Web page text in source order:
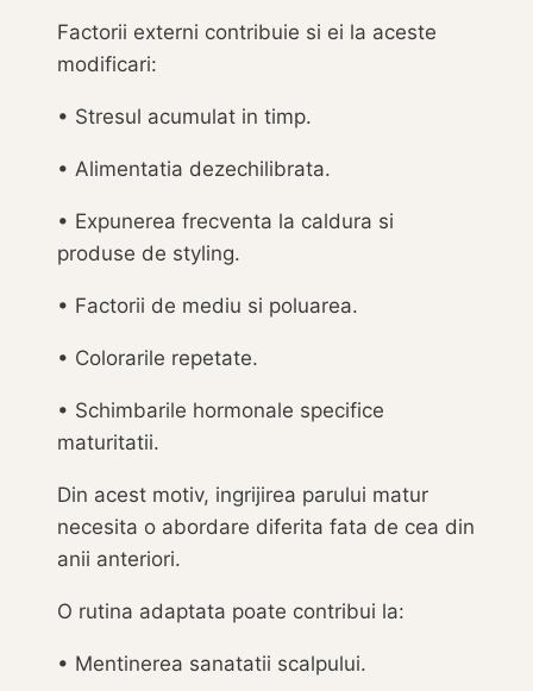
Factorii externi contribuie si ei la aceste
modificari:
• Stresul acumulat in timp.
• Alimentatia dezechilibrata.
• Expunerea frecventa la caldura si
produse de styling.
• Factorii de mediu si poluarea.
• Colorarile repetate.
• Schimbarile hormonale specifice
maturitatii.
Din acest motiv, ingrijirea parului matur
necesita o abordare diferita fata de cea din
anii anteriori.
O rutina adaptata poate contribui la:
• Mentinerea sanatatii scalpului.